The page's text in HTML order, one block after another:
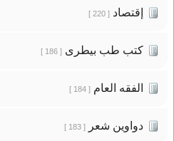
إقتصاد[ 220 ]
كتب طب بيطرى[ 186 ]
الفقه العام[ 184 ]
دواوين شعر[ 183 ]